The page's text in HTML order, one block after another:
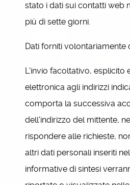
stato i dati sui contatti web
più di sette giorni.
Dati forniti volontariamente
L'invio facoltativo, esplicito
elettronica agli indirizzi
comporta la successiva
dell'indirizzo del mittente,
rispondere alle richieste,
altri dati personali inseriti
informative di sintesi